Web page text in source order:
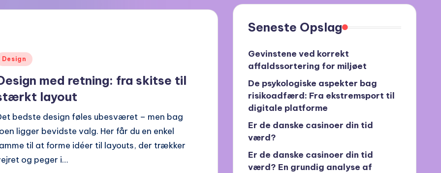
Design
med retning: fra skitse til
layout
bedste design føles ubesværet – men bag
ligger bevidste valg. Her får du en enkel
til at forme idéer til layouts, der trækker
og peger i…
Seneste Opslag
Gevinstene ved korrekt
affaldssortering for miljøet
De psykologiske aspekter bag
risikoadfærd: Fra ekstremsport til
digitale platforme
Er de danske casinoer din tid
værd?
Er de danske casinoer din tid
værd? En grundig analyse af